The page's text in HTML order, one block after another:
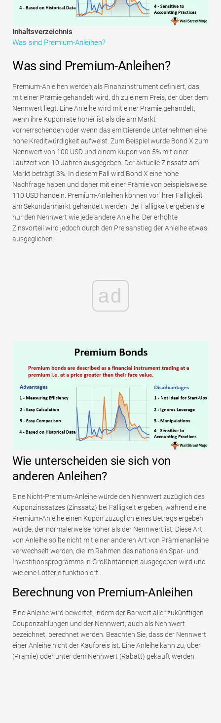
Tutorials zur Finanzmodellierung
Vollständige Form
Inhaltsverzeichnis
Was sind Premium-Anleihen?
Was sind Premium-Anleihen?
Premium-Anleihen werden als Finanzinstrument definiert, das
mit einer Prämie gehandelt wird, dh zu einem Preis, der über dem
Nennwert liegt. Eine Anleihe wird mit einer Prämie gehandelt,
wenn ihre Kuponrate höher ist als die am Markt
vorherrschenden oder wenn das emittierende Unternehmen eine
hohe Kreditwürdigkeit aufweist. Zum Beispiel wurde Bond X zum
Nennwert von 100 USD und einem Kupon von 5% mit einer
Laufzeit von 10 Jahren ausgegeben. Der aktuelle Zinssatz am
Markt beträgt 3%. In diesem Fall wird Bond X eine hohe
Nachfrage haben und daher mit einer Prämie von beispielsweise
110 USD handeln. Premium-Anleihen können vor ihrer Fälligkeit
am Sekundärmarkt gehandelt werden. Bei Fälligkeit ergeben sie
nur den Nennwert wie jede andere Anleihe. Der erhöhte
Zinsvorteil wird jedoch durch den Preisanstieg der Anleihe etwas
ausgeglichen.
ad
Wie unterscheiden sie sich von
anderen Anleihen?
Eine Nicht-Premium-Anleihe würde den Nennwert zuzüglich des
Kuponzinssatzes (Zinssatz) bei Fälligkeit ergeben, während eine
Premium-Anleihe einen Kupon zuzüglich eines Betrags ergeben
würde, der normalerweise höher als der Nennwert ist. Diese Art
von Anleihe sollte nicht mit einer anderen Art von Prämienanleihe
verwechselt werden, die im Rahmen des nationalen Spar- und
Investitionsprogramms in Großbritannien ausgegeben wird und
wie eine Lotterie funktioniert.
Berechnung von Premium-Anleihen
Eine Anleihe wird bewertet, indem der Barwert aller zukünftigen
Couponzahlungen und der Nennwert, auch als Nennwert
bezeichnet, berechnet werden. Beachten Sie, dass der Nennwert
einer Anleihe nicht der Kaufpreis ist. Eine Anleihe kann zu, über
(Prämie) oder unter dem Nennwert (Rabatt) gekauft werden.